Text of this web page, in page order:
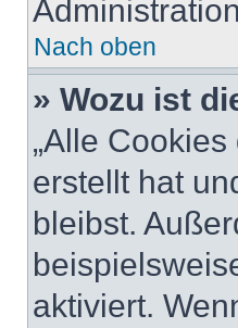
Nach oben
» Wozu ist
„Alle
erstellt hat
bleibst.
aktiviert.